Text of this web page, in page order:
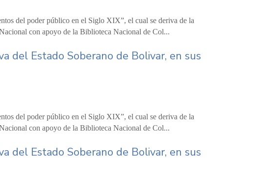
del poder público en el Siglo XIX”, el cual se deriva de la
con apoyo de la Biblioteca Nacional de Col...
del Estado Soberano de Bolivar, en sus
del poder público en el Siglo XIX”, el cual se deriva de la
con apoyo de la Biblioteca Nacional de Col...
del Estado Soberano de Bolivar, en sus